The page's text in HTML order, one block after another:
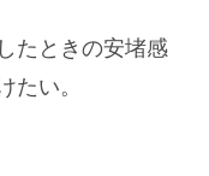
たときの安堵感
たい。